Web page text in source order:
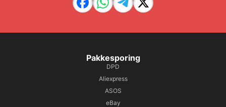
Pakkesporing
DPD
Aliexpress
ASOS
eBay